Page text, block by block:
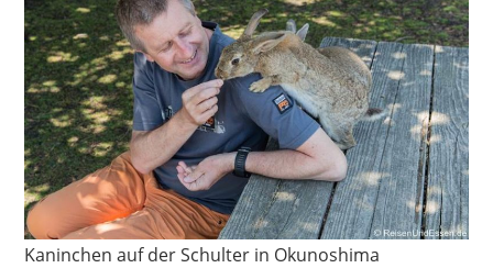
Kaninchen auf der Schulter in Okunoshima